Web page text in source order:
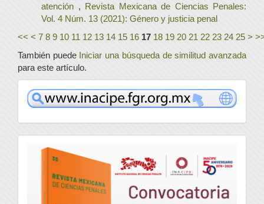
atención , Revista Mexicana de Ciencias Penales:
Vol. 4 Núm. 13 (2021): Género y justicia penal
<< < 7 8 9 10 11 12 13 14 15 16 17 18 19 20 21 22 23 24 25 >
También puede Iniciar una búsqueda de similitud avanzada
para este artículo.
www
convocatoria